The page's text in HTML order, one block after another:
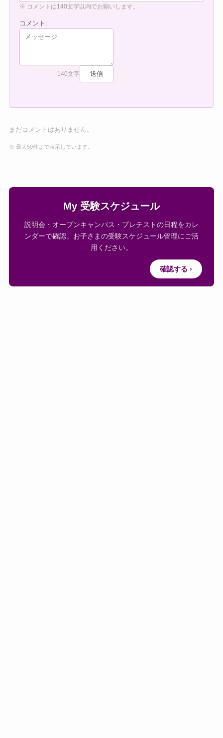
※ コメントは140文字以内でお願いします。
コメント:
140文字 送信
まだコメントはありません。
※ 最大50件まで表示しています。
My 受験スケジュール
説明会・オープンキャンパス・プレテストの日程をカレ
ンダーで確認。お子さまの受験スケジュール管理にご活
用ください。
確認する ›